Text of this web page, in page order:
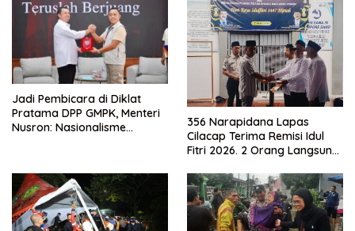
Jadi Pembicara di Diklat
Pratama DPP GMPK, Menteri
Nusron: Nasionalisme
356 Narapidana Lapas
Cilacap Terima Remisi Idul
Fitri 2026. 2 Orang Langsung